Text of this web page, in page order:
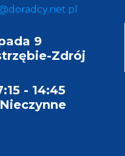
9
Zdrój
- 14:45